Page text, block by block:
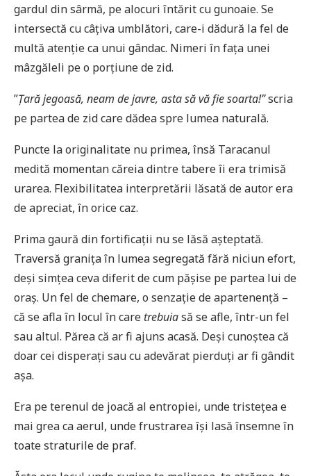
gardul din sârmă, pe alocuri întărit cu gunoaie. Se
intersectă cu câțiva umblători, care-i dădură la fel de
multă atenție ca unui gândac. Nimeri în fața unei
mâzgăleli pe o porțiune de zid.
”Țară jegoasă, neam de javre, asta să vă fie soarta!”scria
pe partea de zid care dădea spre lumea naturală.
Puncte la originalitate nu primea, însă Taracanul
medită momentan căreia dintre tabere îi era trimisă
urarea. Flexibilitatea interpretării lăsată de autor era
de apreciat, în orice caz.
Prima gaură din fortificații nu se lăsă așteptată.
Traversă granița în lumea segregată fără niciun efort,
deși simțea ceva diferit de cum pășise pe partea lui de
oraș. Un fel de chemare, o senzație de apartenență –
că se afla în locul în care trebuiasă se afle, într-un fel
sau altul. Părea că ar fi ajuns acasă. Deși cunoștea că
doar cei disperați sau cu adevărat pierduți ar fi gândit
așa.
Era pe terenul de joacă al entropiei, unde tristețea e
mai grea ca aerul, unde frustrarea își lasă însemne în
toate straturile de praf.